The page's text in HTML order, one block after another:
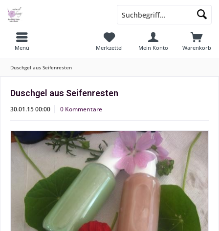
Menü Warenkorb
Merkzettel Mein Konto
Duschgel aus Seifenresten
Duschgel aus Seifenresten
30.01.15 00:00 0 Kommentare